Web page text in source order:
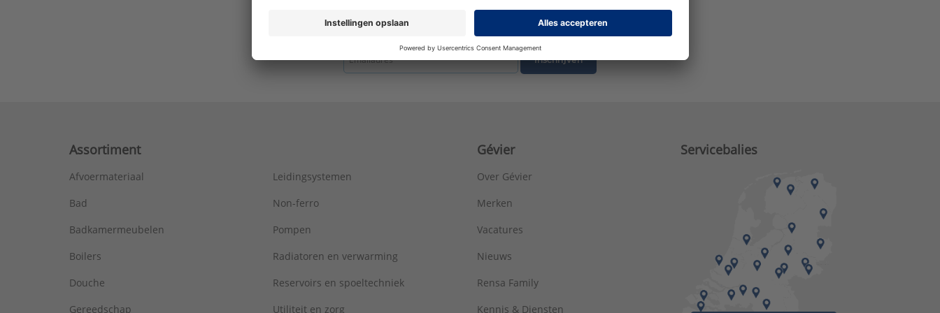
Ons laatste nieuws ontvangen omtrent productnieuws, acties en andere interessante zaken?
Inschrijven
Assortiment
Afvoermateriaal
Bad
Badkamermeubelen
Boilers
Douche
Gereedschap
Leidingsystemen
Non-ferro
Pompen
Radiatoren en verwarming
Reservoirs en spoeltechniek
Utiliteit en zorg
Gévier
Over Gévier
Merken
Vacatures
Nieuws
Rensa Family
Kennis & Diensten
Servicebalies